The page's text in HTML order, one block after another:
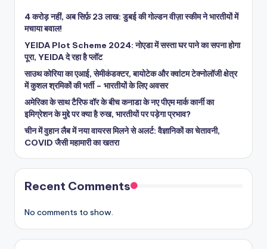
4 करोड़ नहीं, अब सिर्फ़ 23 लाख: डुबई की गोल्डन वीज़ा स्कीम ने भारतीयों में
मचाया बवाल!
YEIDA Plot Scheme 2024: नोएडा में सस्ता घर पाने का सपना होगा
पूरा, YEIDA दे रहा है प्लॉट
साउथ कोरिया का एआई, सेमीकंडक्टर, बायोटेक और क्वांटम टेक्नोलॉजी क्षेत्र
में कुशल श्रमिकों की भर्ती – भारतीयों के लिए अवसर
अमेरिका के साथ टैरिफ वॉर के बीच कनाडा के नए पीएम मार्क कार्नी का
इमिग्रेशन के मुद्दे पर क्या है रुख, भारतीयों पर पड़ेगा प्रभाव?
चीन में वुहान लैब में नया वायरस मिलने से अलर्ट: वैज्ञानिकों का चेतावनी,
COVID जैसी महामारी का खतरा
Recent Comments
No comments to show.